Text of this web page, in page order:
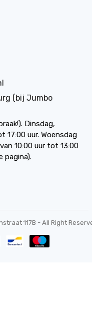
(bij Jumbo
Dinsdag,
17:00 uur. Woensdag
10:00 uur tot 13:00
pagina).
117B - All Right